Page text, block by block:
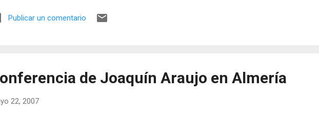
la fijación del mismo, de forma que su efecto neto sea mínimo. Esa es la teoría. En la
Desde el punto de vista ecológico, lo que estaríamos haciendo es modificar un
Publicar un comentario
de Joaquín Araujo en Almería
22, 2007